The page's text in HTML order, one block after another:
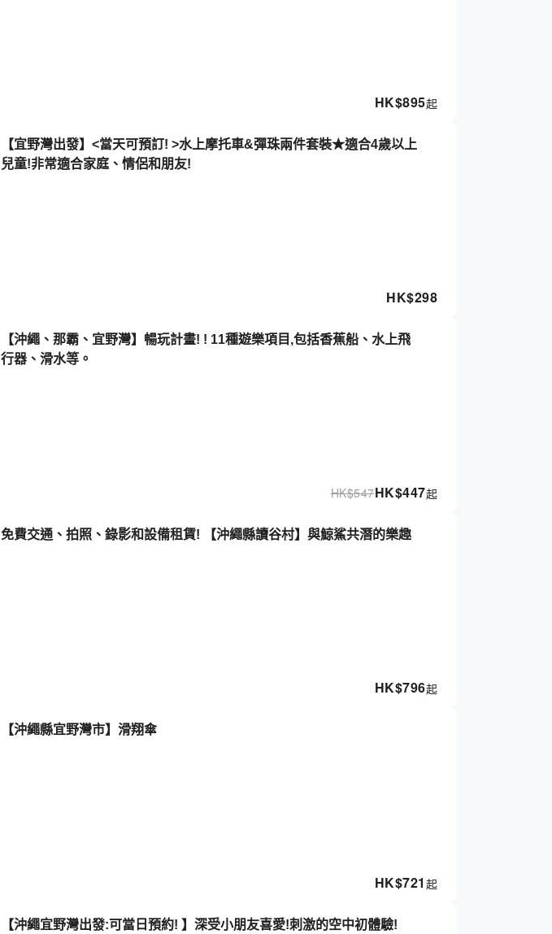
HK$895起
【宜野灣出發】<當天可預訂! >水上摩托車&彈珠兩件套裝★適合4歲以上
兒童!非常適合家庭、情侶和朋友!
HK$298
【沖繩、那霸、宜野灣】暢玩計畫! ! 11種遊樂項目,包括香蕉船、水上飛
行器、滑水等。
HK$447起
HK$547
免費交通、拍照、錄影和設備租賃! 【沖繩縣讀谷村】與鯨鯊共潛的樂趣
HK$796起
【沖繩縣宜野灣市】滑翔傘
HK$721 起
【沖繩宜野灣出發:可當日預約! 】深受小朋友喜愛!刺激的空中初體驗!